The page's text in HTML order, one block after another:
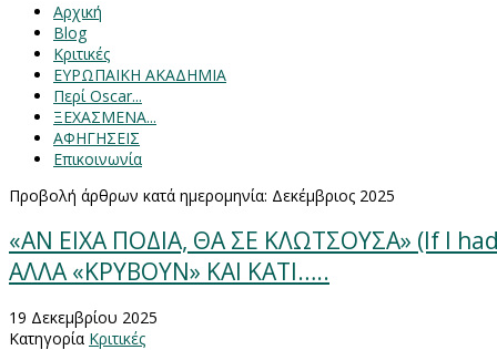
Αρχική
Blog
Κριτικές
ΕΥΡΩΠΑΙΚΗ ΑΚΑΔΗΜΙΑ
Περί Oscar...
ΞΕΧΑΣΜΕΝΑ...
ΑΦΗΓΗΣΕΙΣ
Επικοινωνία
Προβολή άρθρων κατά ημερομηνία: Δεκέμβριος 2025
«ΑΝ ΕΙΧΑ ΠΟΔΙΑ, ΘΑ ΣΕ ΚΛΩΤΣΟΥΣΑ» (If I
ΑΛΛΑ «ΚΡΥΒΟΥΝ» ΚΑΙ ΚΑΤΙ…..
19 Δεκεμβρίου 2025
Κατηγορία Κριτικές